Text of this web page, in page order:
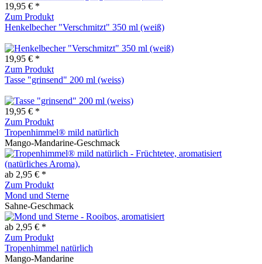
19,95 € *
Zum Produkt
Henkelbecher "Verschmitzt" 350 ml (weiß)
19,95 € *
Zum Produkt
Tasse "grinsend" 200 ml (weiss)
19,95 € *
Zum Produkt
Tropenhimmel® mild natürlich
Mango-Mandarine-Geschmack
ab 2,95 € *
Zum Produkt
Mond und Sterne
Sahne-Geschmack
ab 2,95 € *
Zum Produkt
Tropenhimmel natürlich
Mango-Mandarine